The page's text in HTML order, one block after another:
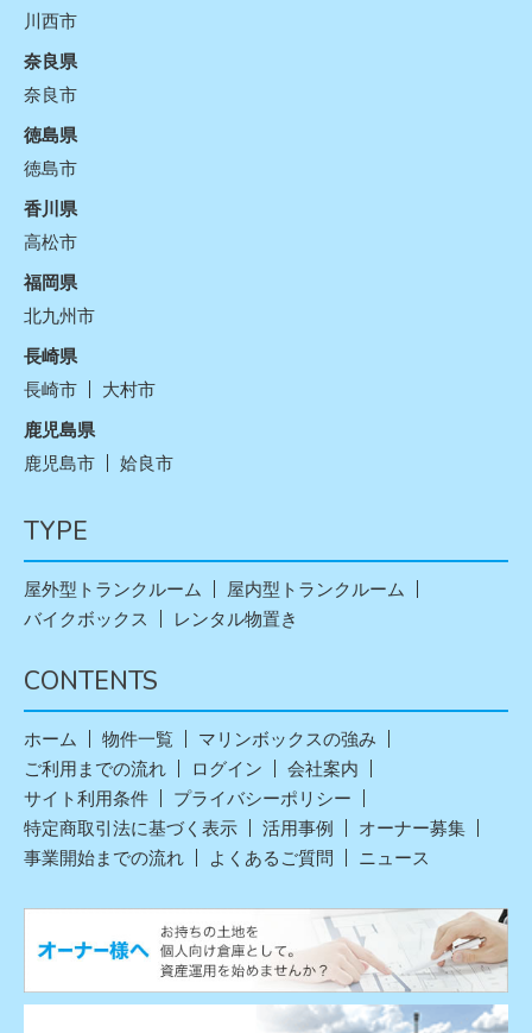
川西市
奈良県
奈良市
徳島県
徳島市
香川県
高松市
福岡県
北九州市
長崎県
長崎市
大村市
鹿児島県
鹿児島市
姶良市
TYPE
屋外型トランクルーム
屋内型トランクルーム
バイクボックス
レンタル物置き
CONTENTS
ホーム 物件一覧
マリンボックスの強み
ご利用までの流れ
ログイン
会社案内
サイト利用条件
プライバシーポリシー
特定商取引法に基づく表示
活用事例
オーナー募集
事業開始までの流れ
よくあるご質問 ニュース